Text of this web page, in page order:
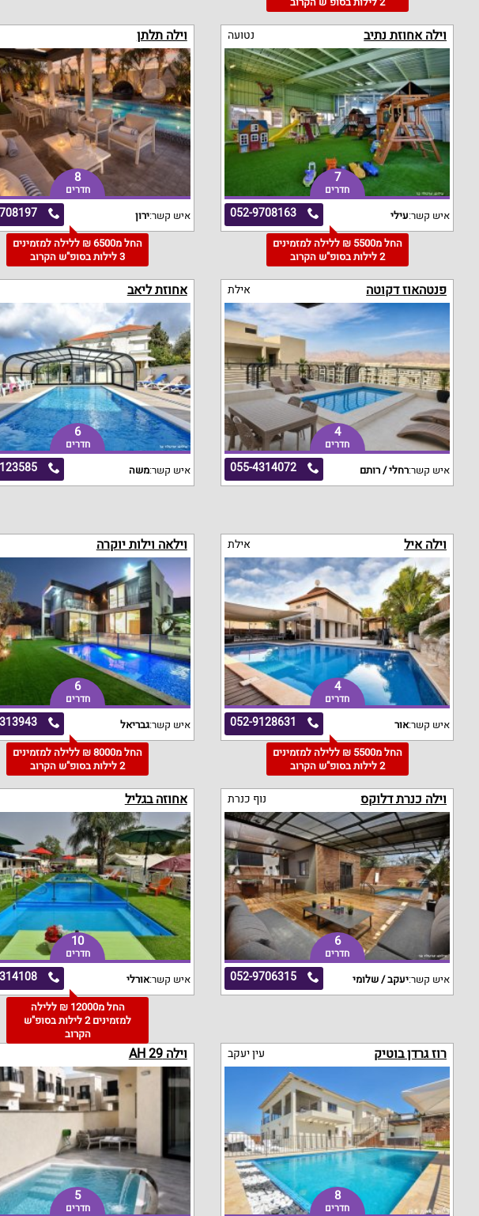
וילה אחוזת נתיב נטועה
7
חדרים
052-9708163 איש קשר:עילי
החל מ5500 ₪ ללילה למזמינים
2 לילות בסופ"ש הקרוב
וילה תלתן
8
חדרים
איש קשר:ירון
החל מ6500 ₪ ללילה למזמינים
3 לילות בסופ"ש הקרוב
פנטהאוז דקוטה אילת
4
חדרים
055-4314072 איש קשר:רחלי / רותם
אחוזת ליאב
6
חדרים
איש קשר:משה
וילה איל אילת
4
חדרים
052-9128631 איש קשר:אור
החל מ5500 ₪ ללילה למזמינים
2 לילות בסופ"ש הקרוב
וילאה וילות יוקרה
6
חדרים
איש קשר:גבריאל
החל מ8000 ₪ ללילה למזמינים
2 לילות בסופ"ש הקרוב
וילה כנרת דלוקס נוף כנרת
6
חדרים
052-9706315 איש קשר:יעקב / שלומי
אחוזה בגליל
10
חדרים
איש קשר:אורלי
החל מ12000 ₪ ללילה
למזמינים 2 לילות בסופ"ש
הקרוב
רוז גרדן בוטיק עין יעקב
8
חדרים
וילה 29 AH
5
חדרים